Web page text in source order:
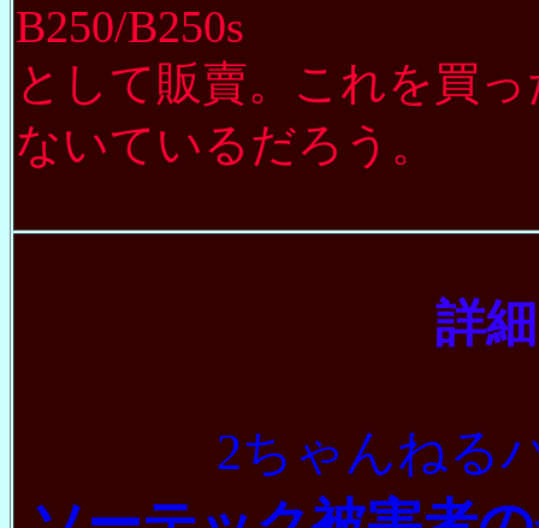
B250/B250s
として販賣。これを買
ないているだろう。
詳
2ちゃんねる